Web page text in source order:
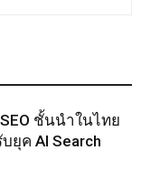
ชั้นนําในไทย
ยุค AI Search